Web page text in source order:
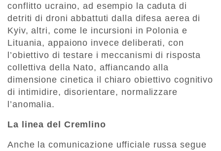
conflitto ucraino, ad esempio la caduta di
detriti di droni abbattuti dalla difesa aerea di
Kyiv, altri, come le incursioni in Polonia e
Lituania, appaiono invece deliberati, con
l’obiettivo di testare i meccanismi di risposta
collettiva della Nato, affiancando alla
dimensione cinetica il chiaro obiettivo cognitivo
di intimidire, disorientare, normalizzare
l’anomalia.
La linea del Cremlino
Anche la comunicazione ufficiale russa segue